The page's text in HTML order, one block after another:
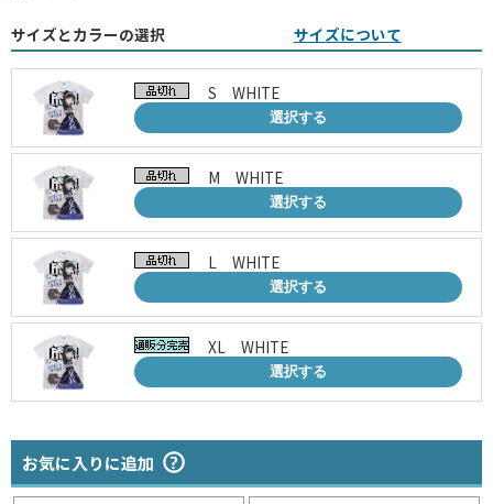
サイズとカラーの選択 サイズについて
S WHITE
選択する
M WHITE
選択する
L WHITE
選択する
XL WHITE
選択する
お気に入りに追加